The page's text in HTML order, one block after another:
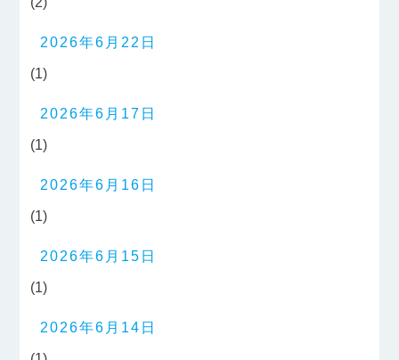
2026年6月22日
(1)
2026年6月17日
(1)
2026年6月16日
(1)
2026年6月15日
(1)
2026年6月14日